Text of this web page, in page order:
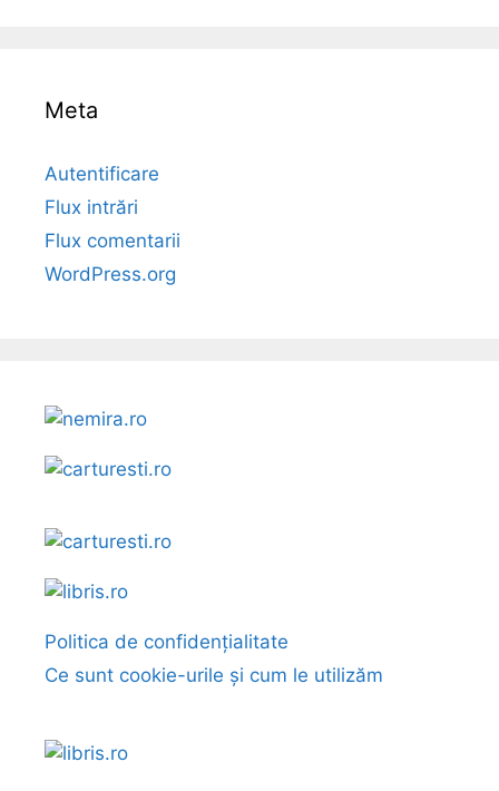
Meta
Autentificare
Flux intrări
Flux comentarii
WordPress.org
Politica de confidențialitate
Ce sunt cookie-urile și cum le utilizăm